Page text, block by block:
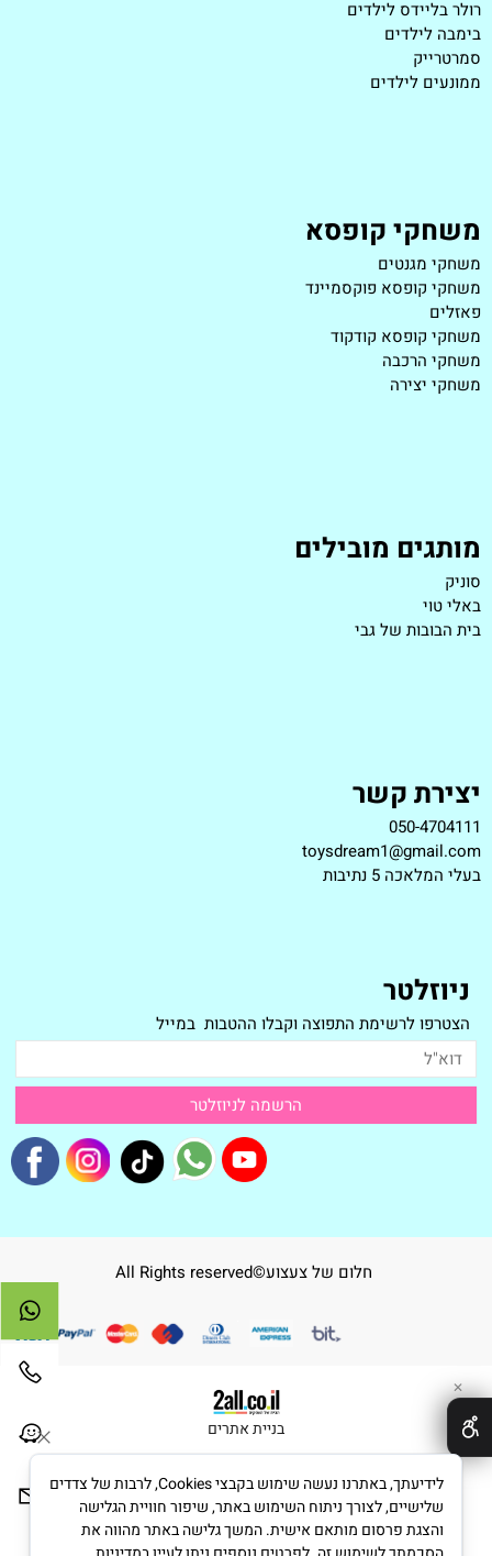
רולר בליידס לילדים
בימבה לילדים
סמרטרייק
ממונעים לילדים
משחקי קופסא
משחקי מגנטים
משחקי קופסא פוקסמיינד
פאזלים
משחקי קופסא קודקוד
משחקי הרכבה
משחקי יצירה
מותגים מובילים
סוניק
באלי טוי
בית הבובות של גבי
יצירת קשר
050-4704111
toysdream1@gmail.com
בעלי המלאכה 5 נתיבות
ניוזלטר
הצטרפו לרשימת התפוצה וקבלו ההטבות במייל
חלום של צעצוע©All Rights reserved
בניית אתרים
✕
לידיעתך, באתרנו נעשה שימוש בקבצי Cookies, לרבות של צדדים
שלישיים, לצורך ניתוח השימוש באתר, שיפור חוויית הגלישה
והצגת פרסום מותאם אישית. המשך גלישה באתר מהווה את